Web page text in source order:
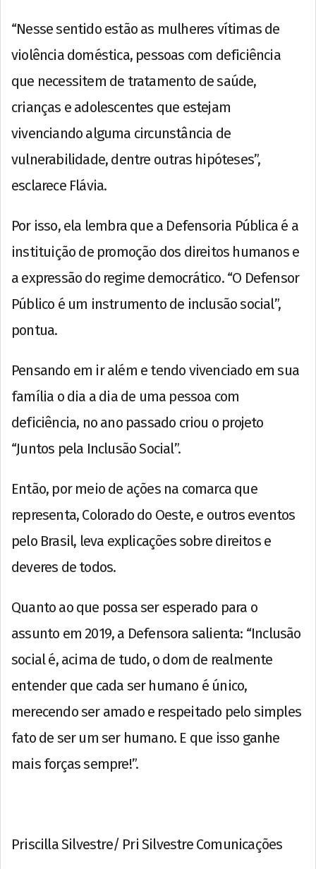
“Nesse sentido estão as mulheres vítimas de
violência doméstica, pessoas com deficiência
que necessitem de tratamento de saúde,
crianças e adolescentes que estejam
vivenciando alguma circunstância de
vulnerabilidade, dentre outras hipóteses”,
esclarece Flávia.
Por isso, ela lembra que a Defensoria Pública é a
instituição de promoção dos direitos humanos e
a expressão do regime democrático. “O Defensor
Público é um instrumento de inclusão social”,
pontua.
Pensando em ir além e tendo vivenciado em sua
família o dia a dia de uma pessoa com
deficiência, no ano passado criou o projeto
“Juntos pela Inclusão Social”.
Então, por meio de ações na comarca que
representa, Colorado do Oeste, e outros eventos
pelo Brasil, leva explicações sobre direitos e
deveres de todos.
Quanto ao que possa ser esperado para o
assunto em 2019, a Defensora salienta: “Inclusão
social é, acima de tudo, o dom de realmente
entender que cada ser humano é único,
merecendo ser amado e respeitado pelo simples
fato de ser um ser humano. E que isso ganhe
mais forças sempre!”.
Priscilla Silvestre/ Pri Silvestre Comunicações